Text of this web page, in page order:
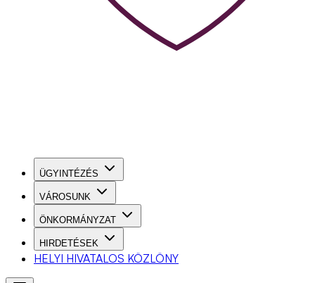
ÜGYINTÉZÉS
VÁROSUNK
ÖNKORMÁNYZAT
HIRDETÉSEK
HELYI HIVATALOS KÖZLÖNY